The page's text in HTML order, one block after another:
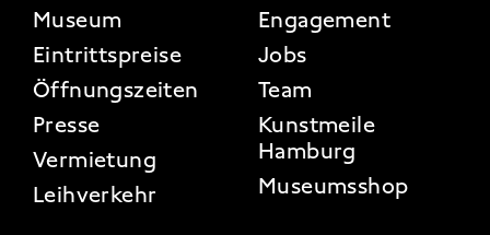
FOOTER 2
Museum
Eintrittspreise
Öffnungszeiten
Presse
Vermietung
Leihverkehr
Engagement
Jobs
Team
Kunstmeile
Hamburg
Museumsshop